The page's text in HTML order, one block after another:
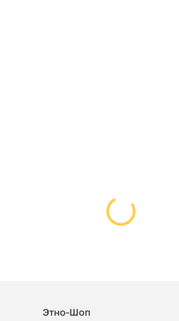
Этно-Шоп